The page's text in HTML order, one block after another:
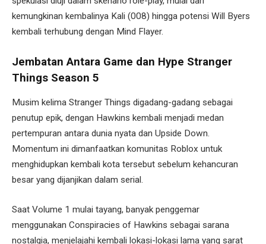
kemungkinan kembalinya Kali (008) hingga potensi Will Byers
kembali terhubung dengan Mind Flayer.
Jembatan Antara Game dan Hype Stranger
Things Season 5
Musim kelima Stranger Things digadang-gadang sebagai
penutup epik, dengan Hawkins kembali menjadi medan
pertempuran antara dunia nyata dan Upside Down.
Momentum ini dimanfaatkan komunitas Roblox untuk
menghidupkan kembali kota tersebut sebelum kehancuran
besar yang dijanjikan dalam serial.
Saat Volume 1 mulai tayang, banyak penggemar
menggunakan Conspiracies of Hawkins sebagai sarana
nostalgia, menjelajahi kembali lokasi-lokasi lama yang sarat